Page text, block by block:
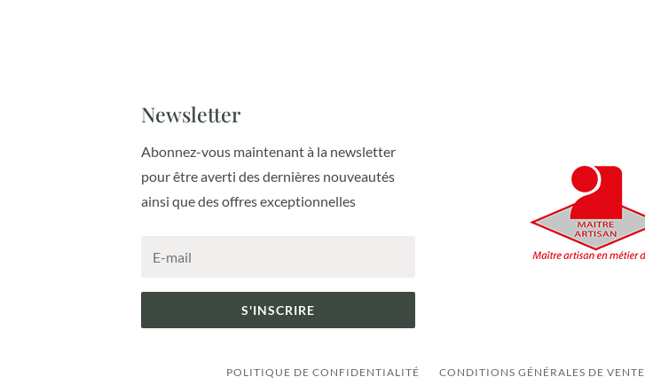
Newsletter
Abonnez-vous maintenant à la newsletter
pour être averti des dernières nouveautés
ainsi que des offres exceptionnelles
S'INSCRIRE
POLITIQUE DE CONFIDENTIALITÉ CONDITIONS GÉNÉRALES DE VENTE